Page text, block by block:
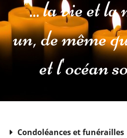
"... la vie et
un, de même
et l'océan
Condoléances et funérailles